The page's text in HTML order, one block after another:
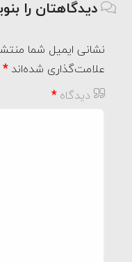
دیدگاهتان را
نشانی ایمیل شما
علامت‌گذاری شده‌اند*
دیدگاه*